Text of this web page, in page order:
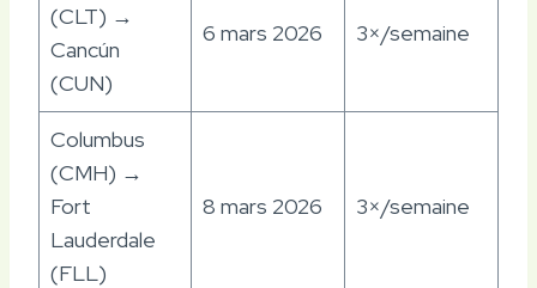
(CLT) →
Cancún
(CUN)
6 mars 2026 3×/semaine
Columbus
(CMH) →
Fort
Lauderdale
(FLL)
8 mars 2026 3×/semaine